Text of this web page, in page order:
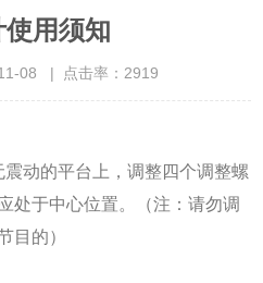
使用须知
08 | 点击率：2919
动的平台上，调整四个调整螺
处于中心位置。（注：请勿调
目的）